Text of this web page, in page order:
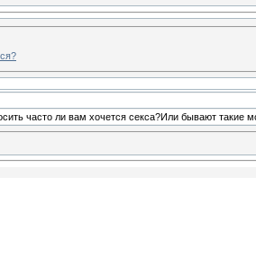
часто ли вам хочется секса?Или бывают такие